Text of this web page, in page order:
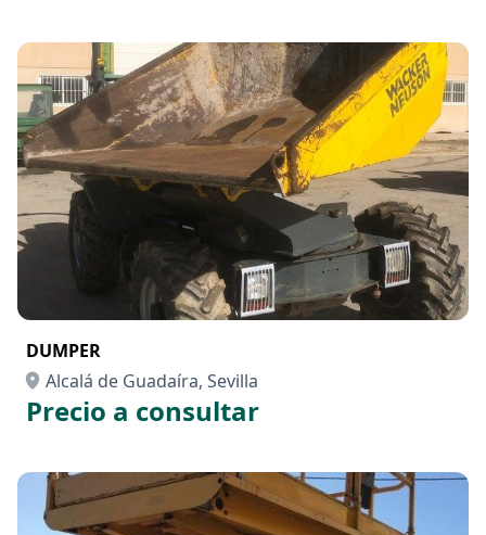
DUMPER
Alcalá de Guadaíra, Sevilla
Precio a consultar